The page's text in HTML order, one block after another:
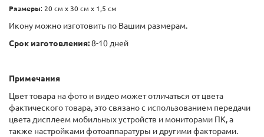
Размеры: 20 см х 30 см х 1,5 см
Икону можно изготовить по Вашим размерам.
Срок изготовления:8-10 дней
Примечания
Цвет товара на фото и видео может отличаться от цвета
фактического товара, это связано с использованием передачи
цвета дисплеем мобильных устройств и мониторами ПК, а
также настройками фотоаппаратуры и другими факторами.